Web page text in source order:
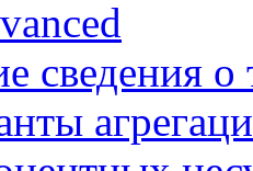
сведения о